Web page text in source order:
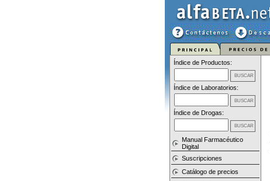
Índice de Productos:
Índice de Laboratorios:
Índice de Drogas:
Manual Farmacéutico
Digital
Suscripciones
Catálogo de precios